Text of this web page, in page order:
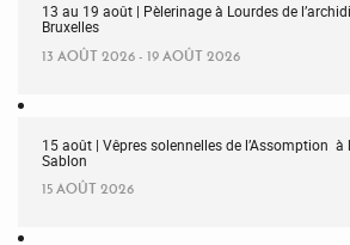
13 au 19 août | Pèlerinage à Lourdes de
Bruxelles
13 AOÛT 2026 - 19 AOÛT 2026
15 août | Vêpres solennelles de l’Assomption à
Sablon
15 AOÛT 2026